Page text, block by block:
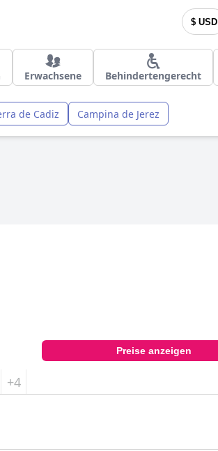
$ USD
Erwachsene Behindertengerecht
de Cadiz Campina de Jerez
Preise anzeigen
+4